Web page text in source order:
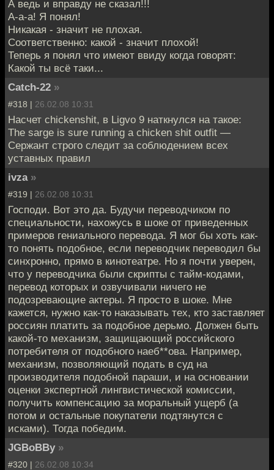
А ведь и вправду не сказал!!!
А-а-а! Я понял!
Никакая - значит не плохая.
Соответственно: какой - значит плохой!
Теперь я понял что имеют ввиду когда говорят:
Какой ты всё таки...
Catch-22 »
#318 | 26.02.08 10:31
Насчет chickenshit, в Ligvo 9 наткнулся на такое:
The sarge is sure running a chicken shit outfit —
Сержант строго следит за соблюдением всех
уставных правил
ivza »
#319 | 26.02.08 10:31
Господи. Вот это да. Будучи переводчиком по
специальности, нахожусь в шоке от приведенных
примеров гениального перевода. Я мог бы хоть как-
то понять подобное, если переводчик переводил бы
синхронно, прямо в кинотеатре. Но я почти уверен,
что у переводчика были скрипты с тайм-кодами,
перевод которых и озвучивали ничего не
подозревающие актеры. Я просто в шоке. Мне
кажется, нужно как-то наказывать тех, кто заставляет
россиян платить за подобное дерьмо. Должен быть
какой-то механизм, защищающий российского
потребителя от подобного наеб**ова. Например,
механизм, позволяющий подать в суд на
производителя подобной параши, и на основании
оценки экспертной лингвистической комиссии,
получить компенсацию за моральный ущерб (а
потом и остальные покупатели подтянутся с
исками). Тогда победим.
JGBoBBy »
#320 | 26.02.08 10:34